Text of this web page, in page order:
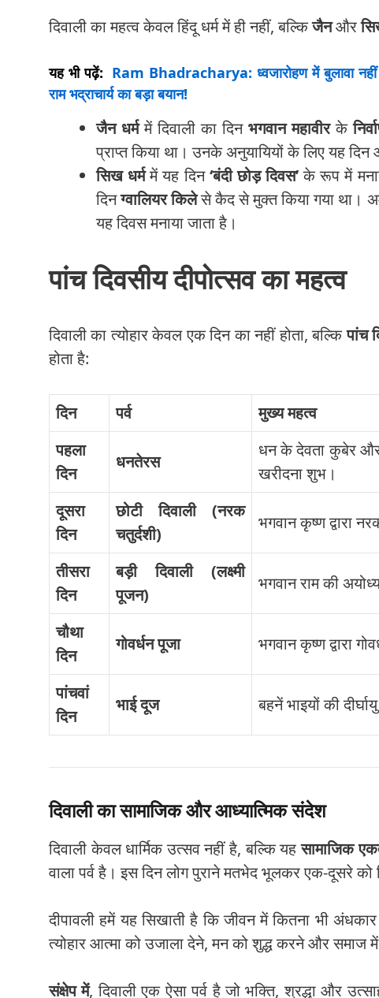
दिवाली का महत्व केवल हिंदू धर्म में ही नहीं, बल्किजैनऔर
यह भी पढ़ें: Ram Bhadracharya: ध्वजारोहण में बुलावा
राम भद्राचार्य का बड़ा बयान!
जैन धर्ममें दिवाली का दिन भगवान महावीरके
प्राप्त किया था। उनके अनुयायियों के लिए यह
सिख धर्ममें यह दिन‘बंदी छोड़ दिवस’के रूप में
दिनग्वालियर किलेसे कैद से मुक्त किया गया था।
यह दिवस मनाया जाता है।
पांच दिवसीय दीपोत्सव का महत्व
दिवाली का त्योहार केवल एक दिन का नहीं होता, बल्किपांच
होता है:
दिन पर्व
मुख्य महत्व
पहला
दिन
धनतेरस
धन के देवता कुबेर और
खरीदना शुभ।
दूसरा
दिन
छोटी दिवाली (नरक
चतुर्दशी)
भगवान कृष्ण द्वारा
तीसरा
दिन
बड़ी दिवाली (लक्ष्मी
पूजन)
भगवान राम की
चौथा
दिन
गोवर्धन पूजा भगवान कृष्ण द्वारा
पांचवां
दिन
भाई दूज बहनें भाइयों की
दिवाली का सामाजिक और आध्यात्मिक संदेश
दिवाली केवल धार्मिक उत्सव नहीं है, बल्कि यहसामाजिक
वाला पर्व है। इस दिन लोग पुराने मतभेद भूलकर एक-दूसरे
दीपावली हमें यह सिखाती है कि जीवन में कितना भी
त्योहार आत्मा को उजाला देने, मन को शुद्ध करने और समाज
संक्षेप में, दिवाली एक ऐसा पर्व है जो भक्ति, श्रद्धा और